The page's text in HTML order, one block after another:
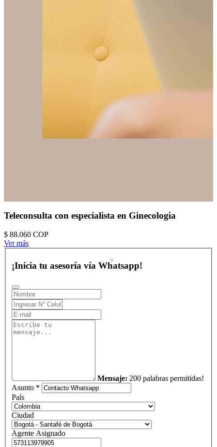
Teleconsulta con especialista en Ginecologia
$ 88.060 COP
Ver más
¡Inicia tu asesoría vía Whatsapp!
Mensaje: 200 palabras permitidas!
Asunto *
País
Ciudad
Agente Asignado